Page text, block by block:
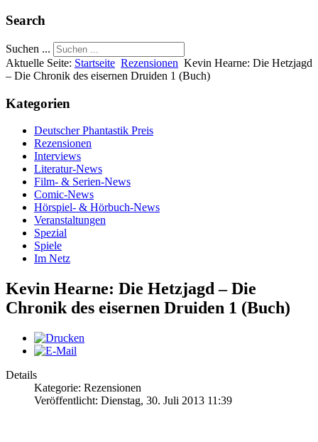
Search
Suchen ...
Aktuelle Seite: Startseite Rezensionen Kevin Hearne: Die Hetzjagd
– Die Chronik des eisernen Druiden 1 (Buch)
Kategorien
Deutscher Phantastik Preis
Rezensionen
Interviews
Literatur-News
Film- & Serien-News
Comic-News
Hörspiel- & Hörbuch-News
Veranstaltungen
Spezial
Spiele
Im Netz
Kevin Hearne: Die Hetzjagd – Die
Chronik des eisernen Druiden 1 (Buch)
Details
Kategorie: Rezensionen
Veröffentlicht: Dienstag, 30. Juli 2013 11:39